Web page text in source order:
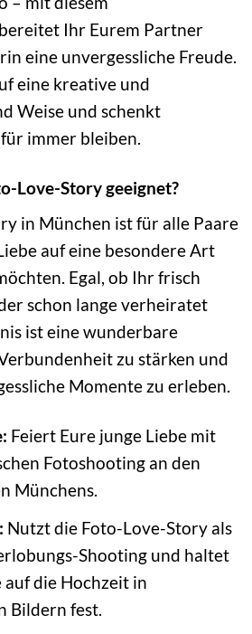
Ihr Eurem Partner
eine unvergessliche Freude.
eine kreative und
Weise und schenkt
immer bleiben.
Love-Story geeignet?
in München ist für alle Paare
auf eine besondere Art
Egal, ob Ihr frisch
schon lange verheiratet
ist eine wunderbare
zu stärken und
Momente zu erleben.
Feiert Eure junge Liebe mit
Fotoshooting an den
Münchens.
Nutzt die Foto-Love-Story als
Shooting und haltet
die Hochzeit in
Bildern fest.